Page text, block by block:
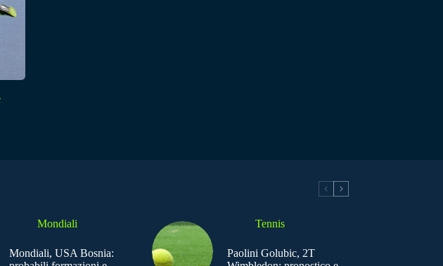
Mondiali
Mondiali, USA Bosnia:
Tennis
Paolini Golubic, 2T